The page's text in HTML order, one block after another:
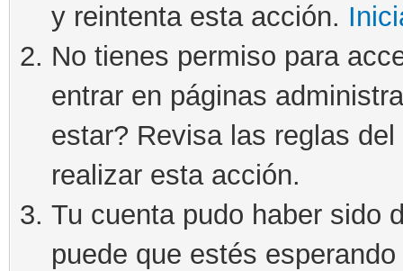
y reintenta esta acción.
No tienes permiso para
entrar en páginas
estar? Revisa las reglas
realizar esta acción.
Tu cuenta pudo haber sido
puede que estés